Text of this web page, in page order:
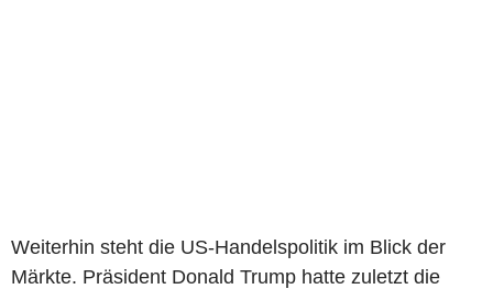
Weiterhin steht die US-Handelspolitik im Blick der
Märkte. Präsident Donald Trump hatte zuletzt die